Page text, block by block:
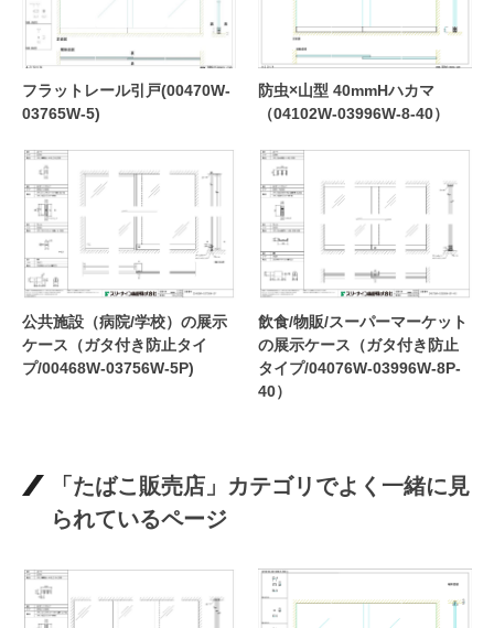
フラットレール引戸(00470W-
03765W-5)
防虫×山型 40mmHハカマ
（04102W-03996W-8-40）
公共施設（病院/学校）の展示
ケース（ガタ付き防止タイ
プ/00468W-03756W-5P)
飲食/物販/スーパーマーケット
の展示ケース（ガタ付き防止
タイプ/04076W-03996W-8P-
40）
「たばこ販売店」カテゴリでよく一緒に見
られているページ